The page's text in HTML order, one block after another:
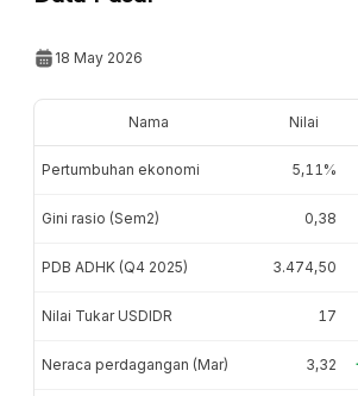
18 May 2026
Nama Nilai
Pertumbuhan ekonomi 5,11%
Gini rasio (Sem2) 0,38
PDB ADHK (Q4 2025) 3.474,50
Nilai Tukar USDIDR 17
Neraca perdagangan (Mar) 3,32